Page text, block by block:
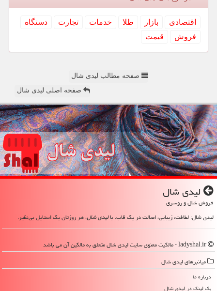
اقتصادی بازار طلا خدمات تجارت
دستگاه
فروش
قیمت
صفحه مطالب لیدی شال
صفحه اصلی لیدی شال
لیدی شال
فروش شال و روسری
لیدی شال: لطافت، زیبایی، اصالت در یک قاب. بالیدی شال، هر روزتان یک استایل بی‌نظیر.
میانبرهای لیدی شال
درباره ما
بک لینک در لیدی شال